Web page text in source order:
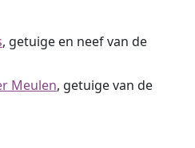
, getuige en neef van de
Meulen, getuige van de